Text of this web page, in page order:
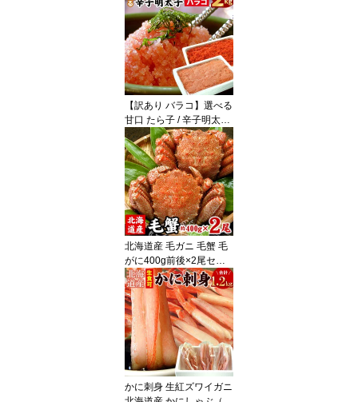
ガニ かにつめ ずわいカ
ニ 蟹 カニ かに ズワイガ
ニ ズワイ ズワイ蟹 ボイ
ル 訳あり ギフト お歳暮
送料無料（沖縄宛は別途
送料を加算）
【訳あり バラコ】選べる
甘口 たら子 / 辛子明太子
バラ子 業務用 2kg たら
こ 訳あり タラコ ばらこ
バラコ 業務用 大容量 皮
無し ほぐし送料無料（沖
縄宛は別途送料を加算）
北海道産 毛ガニ 毛蟹 毛
がに400g前後×2尾セッ
ト 蟹 カニ かに けがに ギ
フト お歳暮 送料無料
（沖縄宛は別途送料を加
算）
かに刺身 生紅ズワイガニ